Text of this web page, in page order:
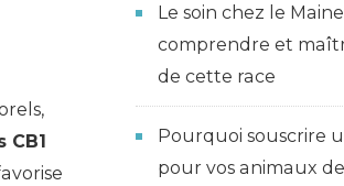
CB1
Le soin chez le
comprendre et
de cette race
Pourquoi souscrire
pour vos animaux